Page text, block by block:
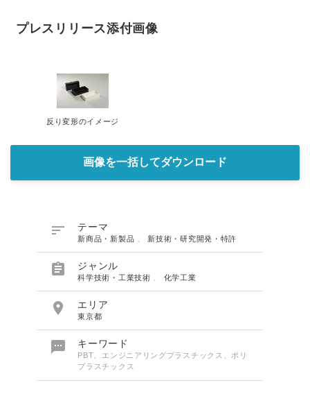
プレスリリース添付画像
反り変形のイメージ
画像を一括してダウンロード
 テーマ
新商品・新製品 新技術・研究開発・特許
 ジャンル
科学技術・工業技術 化学工業
 エリア
東京都
 キーワード
PBT、エンジニアリングプラスチックス、ポリ
プラスチックス